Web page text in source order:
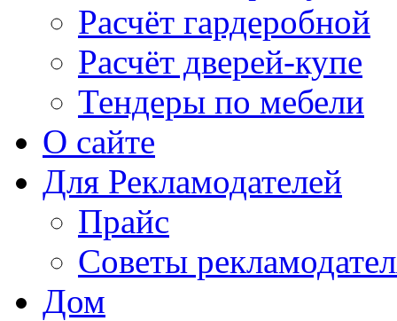
Расчёт гардеробной
Расчёт дверей-купе
Тендеры по мебели
О сайте
Для Рекламодателей
Прайс
Советы
Дом